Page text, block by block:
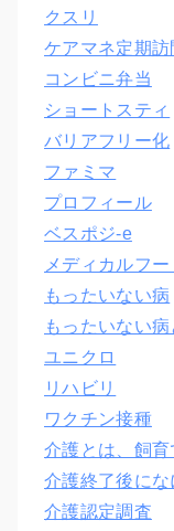
クスリ
ケアマネ定期訪
コンビニ弁当
ショートスティ
バリアフリー化
ファミマ
プロフィール
ベスポジ-e
メディカルフ
もったいない病
もったいない
ユニクロ
リハビリ
ワクチン接種
介護とは、飼育
介護終了後にな
介護認定調査